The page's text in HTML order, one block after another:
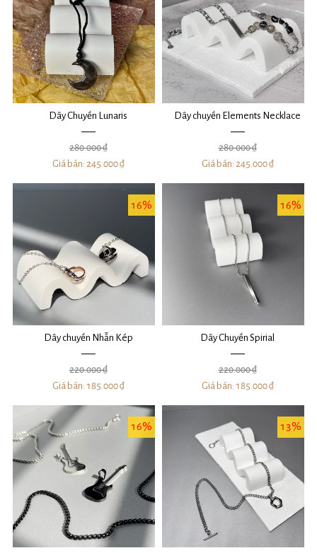
Dây Chuyền Lunaris
280.000 ₫
Giá bán: 245.000 ₫
Dây chuyền Elements Necklace
280.000 ₫
Giá bán: 245.000 ₫
16%
Dây chuyền Nhẫn Kép
220.000 ₫
Giá bán: 185.000 ₫
16%
Dây Chuyền Spirial
220.000 ₫
Giá bán: 185.000 ₫
16% 13%